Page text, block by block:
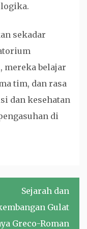
sekadar
mereka belajar
tim, dan rasa
dan kesehatan
di
Sejarah dan
Gulat
Greco-Roman